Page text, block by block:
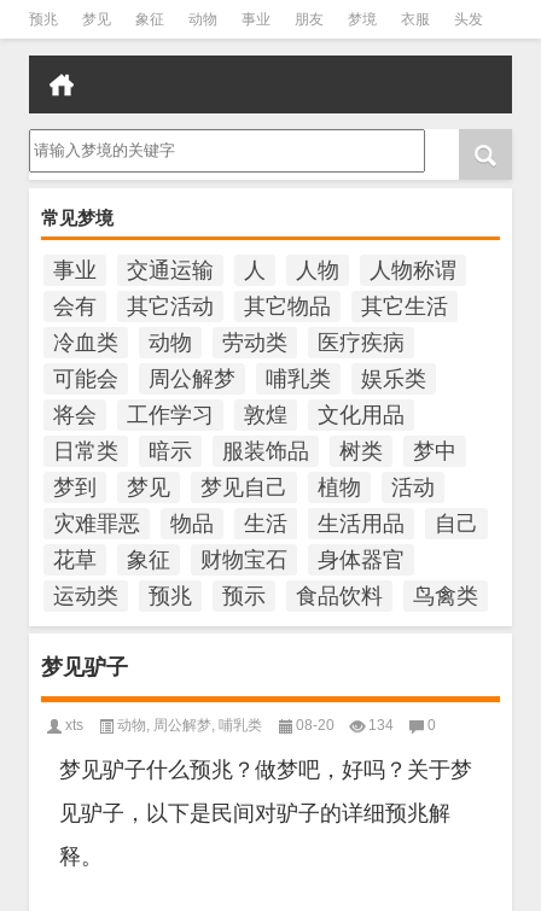
预兆 梦见 象征 动物 事业 朋友 梦境 衣服 头发
孕妇 孩子 吵架 房子
常见梦境
事业 交通运输 人 人物
人物称谓
会有
其它活动 其它物品
其它生活
冷血类
动物 劳动类
医疗疾病
可能会
周公解梦 哺乳类
娱乐类
将会
工作学习 敦煌
文化用品
日常类
暗示 服装饰品 树类
梦中
梦到
梦见 梦见自己 植物
活动
灾难罪恶
物品 生活 生活用品
自己
花草
象征 财物宝石
身体器官
运动类
预兆 预示 食品饮料 鸟禽类
梦见驴子
xts 动物, 周公解梦, 哺乳类 08-20 134 0
梦见驴子什么预兆？做梦吧，好吗？关于梦
见驴子，以下是民间对驴子的详细预兆解
释。